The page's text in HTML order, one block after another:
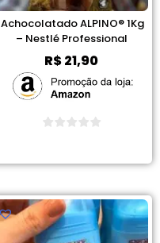
Achocolatado ALPINO® 1Kg
– Nestlé Professional
R$21,90